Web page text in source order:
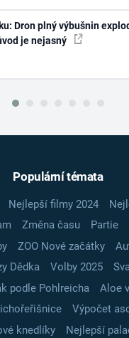
Dron plný výbušnin
je nejasný
Populární témata
Nejlepší filmy 2024
Změna času Partie
ZOO Nové začátky
Dědka
Volby 2025
podle Pohlreicha
Aloe
Výpočet
knedlíky
Nejlepší